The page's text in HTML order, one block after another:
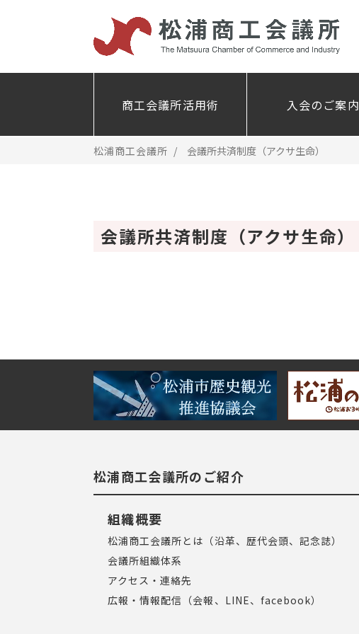
商工会議所活用術 入会のご案内
松浦商工会議所 会議所共済制度（アクサ生命）
会議所共済制度（アクサ生命）
松浦商工会議所のご紹介
組織概要
松浦商工会議所とは（沿革、歴代会頭、記念誌）
会議所組織体系
アクセス・連絡先
広報・情報配信（会報、LINE、facebook）